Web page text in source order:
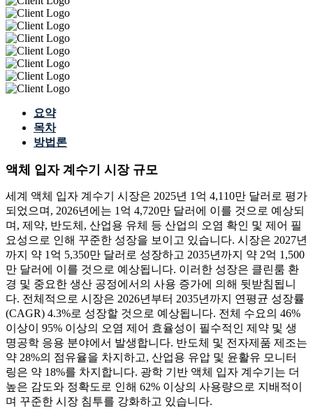
요약
목차
방법론
액체 입자 계수기 시장 규모
세계 액체 입자 계수기 시장은 2025년 1억 4,110만 달러로 평가
되었으며, 2026년에는 1억 4,720만 달러에 이를 것으로 예상되
며, 제약, 반도체, 산업용 유체 등 산업의 오염 확인 및 제어 필
요성으로 인해 꾸준한 성장을 보이고 있습니다. 시장은 2027년
까지 약 1억 5,350만 달러로 성장하고 2035년까지 약 2억 1,500
만 달러에 이를 것으로 예상됩니다. 이러한 성장은 클린룸 환
경 및 중요한 생산 공정에서의 사용 증가에 의해 뒷받침됩니
다. 전체적으로 시장은 2026년부터 2035년까지 연평균 성장률
(CAGR) 4.3%로 성장할 것으로 예상됩니다. 전체 수요의 46%
이상이 95% 이상의 오염 제어 효율성이 필수적인 제약 및 생
명공학 응용 분야에서 발생합니다. 반도체 및 전자제품 제조는
약 28%의 점유율을 차지하고, 산업용 유압 및 윤활유 모니터
링은 약 18%를 차지합니다. 광학 기반 액체 입자 계수기는 더
높은 감도와 정확도로 인해 62% 이상의 사용량으로 지배적이
며 꾸준한 시장 침투를 강화하고 있습니다.